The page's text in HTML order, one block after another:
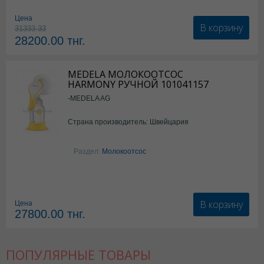
Цена
31333.33
28200.00 тнг.
В корзину
MEDELA МОЛОКООТСОС
HARMONY РУЧНОЙ 101041157
-MEDELA AG
Страна производитель: Швейцария
Раздел: Молокоотсос
Цена
27800.00 тнг.
В корзину
ПОПУЛЯРНЫЕ ТОВАРЫ